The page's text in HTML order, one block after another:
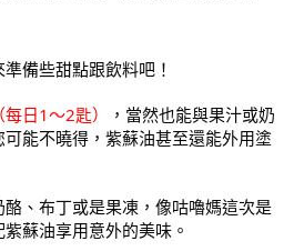
備些甜點跟飲料吧！
（每日1～2匙）
，當然也能與果汁或奶
能不曉得，紫蘇油甚至還能外用塗
、布丁或是果凍，像咕嚕媽這次是
蘇油享用意外的美味。